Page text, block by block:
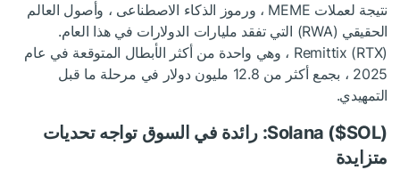
نتيجة لعملات MEME ، ورموز الذكاء الاصطناعى ، وأصول العالم
الحقيقي (RWA) التي تفقد مليارات الدولارات في هذا العام.
Remittix (RTX) ، وهي واحدة من أكثر الأبطال المتوقعة في عام
2025 ، بجمع أكثر من 12.8 مليون دولار في مرحلة ما قبل
التمهيدي.
Solana ($SOL
): رائدة في السوق تواجه تحديات
متزايدة